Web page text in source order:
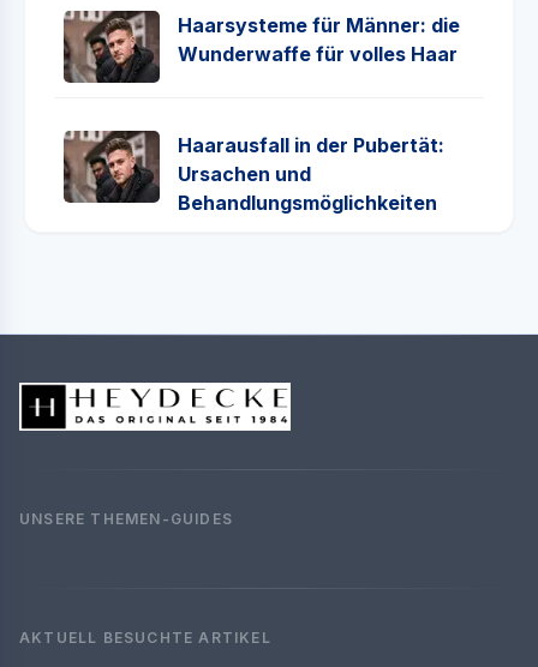
Haarsysteme für Männer: die
Wunderwaffe für volles Haar
Haarausfall in der Pubertät:
Ursachen und
Behandlungsmöglichkeiten
UNSERE THEMEN-GUIDES
AKTUELL BESUCHTE ARTIKEL